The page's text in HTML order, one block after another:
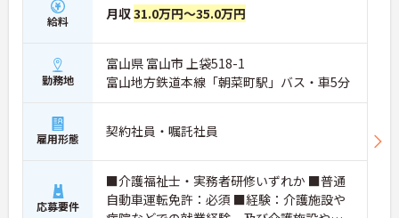
できます】
・入社時研修やサービス別研修など多彩な研修があ
るため、着実に知識と技術を深められます
・OJT研修を通じて現場での実践的なサポートを受
けられるので、安心して業務をスタートできます
【リフレッシュ休暇を活用して無理なく長く働ける
環境です】
・有給休暇とは別に年間17日間のリフレッシュ休暇
があるため、心身ともにしっかりと休むことができ
時間やご家族との時間を大切にしながら働き続けら
れます
給料 月収31.0万円～35.0万円
勤務地
富山県 富山市 上袋518-1
富山地方鉄道本線「朝菜町駅」バス・車5分
雇用形態 契約社員・嘱託社員
応募要件
■介護福祉士・実務者研修いずれか ■普通
自動車運転免許：必須 ■経験：介護施設や